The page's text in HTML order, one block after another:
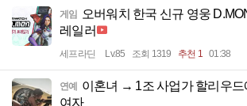
게임
오버워치 한국 신규 영웅
레일러
세프라딘 Lv.85 조회 1319 추천 1 01:38
연예
이혼녀 → 1조 사업가 할리우드
여자